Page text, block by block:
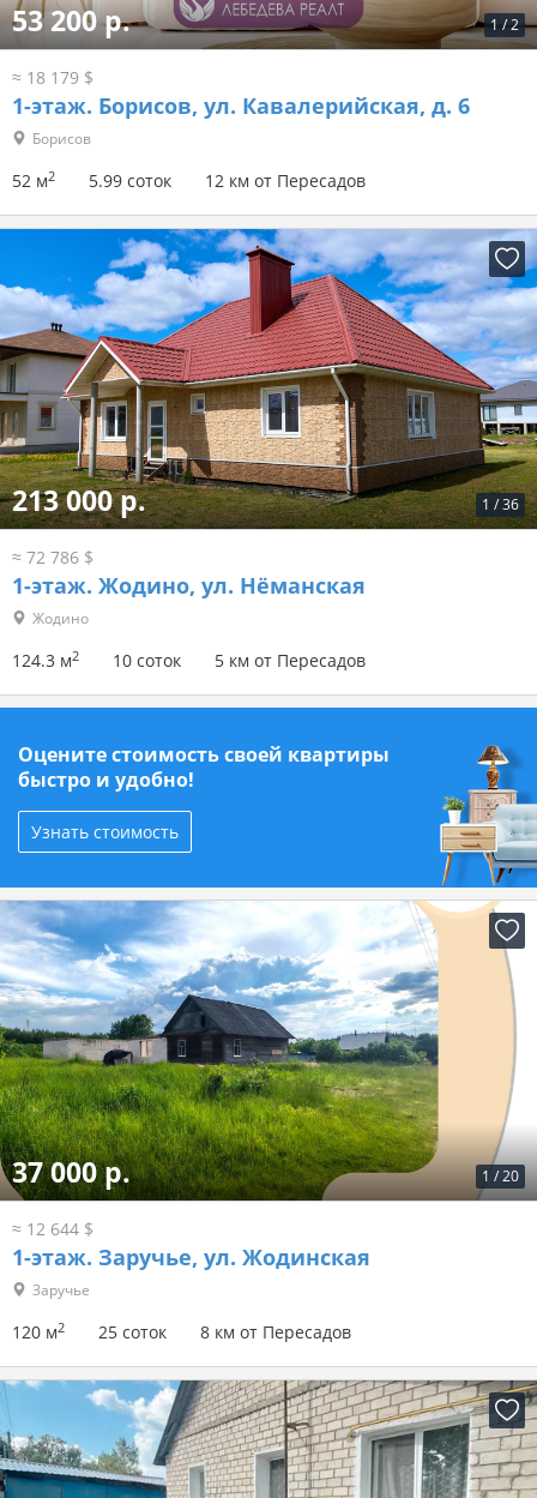
1 /2
53 200 р.
≈ 18 179 $
1-этаж. Борисов, ул. Кавалерийская, д. 6
Борисов
52 м2 5.99 соток 12 км от Пересадов
1 /36
213 000 р.
≈ 72 786 $
1-этаж. Жодино, ул. Нёманская
Жодино
124.3 м2 10 соток 5 км от Пересадов
Оцените стоимость своей квартиры
быстро и удобно!
Узнать стоимость
1 /20
37 000 р.
≈ 12 644 $
1-этаж. Заручье, ул. Жодинская
Заручье
120 м2 25 соток 8 км от Пересадов